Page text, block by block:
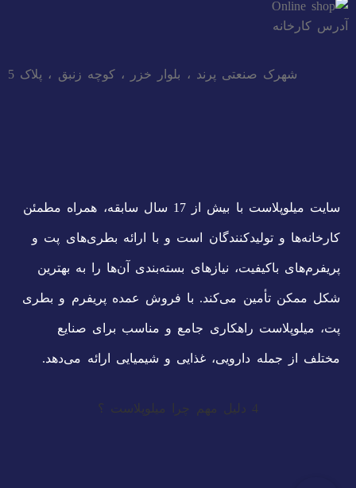
آدرس کارخانه
شهرک صنعتی پرند ، بلوار خزر ، کوچه زنبق ، پلاک 5
سایت میلوپلاست با بیش از 17 سال سابقه، همراه مطمئن
کارخانه‌ها و تولیدکنندگان است و با ارائه بطری‌های پت و
پریفرم‌های باکیفیت، نیازهای بسته‌بندی آن‌ها را به بهترین
شکل ممکن تأمین می‌کند. با فروش عمده پریفرم و بطری
پت، میلوپلاست راهکاری جامع و مناسب برای صنایع
مختلف از جمله دارویی، غذایی و شیمیایی ارائه می‌دهد.
4 دلیل مهم چرا میلوپلاست ؟